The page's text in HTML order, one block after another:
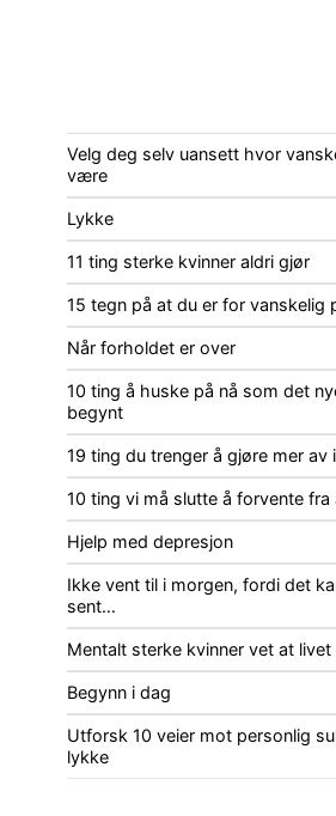
Velg deg selv uansett hvor
være
Lykke
11 ting sterke kvinner aldri gjør
15 tegn på at du er for vanskelig
Når forholdet er over
10 ting å huske på nå som det
begynt
19 ting du trenger å gjøre mer av
10 ting vi må slutte å forvente fra
Hjelp med depresjon
Ikke vent til i morgen, fordi det
sent…
Mentalt sterke kvinner vet at livet
Begynn i dag
Utforsk 10 veier mot personlig
lykke